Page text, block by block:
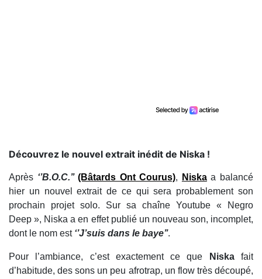
​Découvrez le nouvel extrait inédit de Niska !
Après ‘’B.O.C.’’ (Bâtards Ont Courus), Niska a balancé
hier un nouvel extrait de ce qui sera probablement son
prochain projet solo. Sur sa chaîne Youtube « Negro
Deep », Niska a en effet publié un nouveau son, incomplet,
dont le nom est ‘’J’suis dans le baye’’.
Pour l’ambiance, c’est exactement ce que Niskafait
d’habitude, des sons un peu afrotrap, un flow très découpé,